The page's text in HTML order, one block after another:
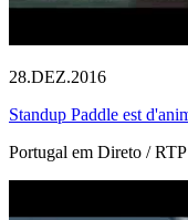
28.DEZ.2016
Standup Paddle est
Portugal em Direto / RTP